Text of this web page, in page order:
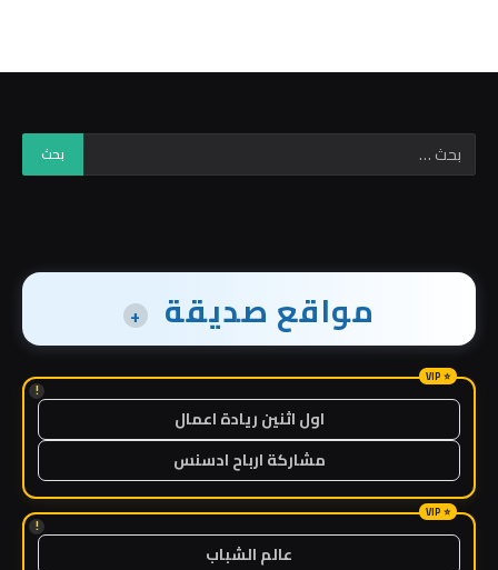
مواقع صديقة +
!
اول اثنين ريادة اعمال
مشاركة ارباح ادسنس
!
عالم الشباب